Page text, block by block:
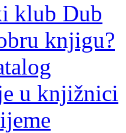
klub Dub
knjigu?
u knjižnici